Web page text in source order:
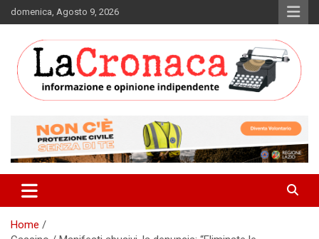
Skip
to
domenica, Agosto 9, 2026
La Cronaca Quotidiano
Home